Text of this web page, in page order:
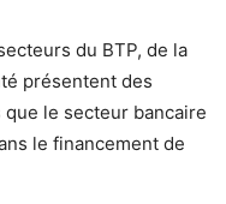
du BTP, de la
présentent des
le secteur bancaire
le financement de